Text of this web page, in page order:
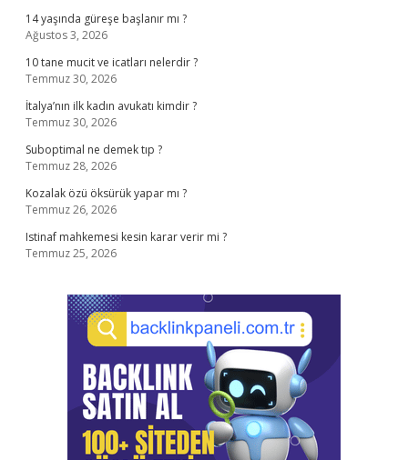
14 yaşında güreşe başlanır mı ?
Ağustos 3, 2026
10 tane mucit ve icatları nelerdir ?
Temmuz 30, 2026
İtalya’nın ilk kadın avukatı kimdir ?
Temmuz 30, 2026
Suboptimal ne demek tıp ?
Temmuz 28, 2026
Kozalak özü öksürük yapar mı ?
Temmuz 26, 2026
Istinaf mahkemesi kesin karar verir mi ?
Temmuz 25, 2026